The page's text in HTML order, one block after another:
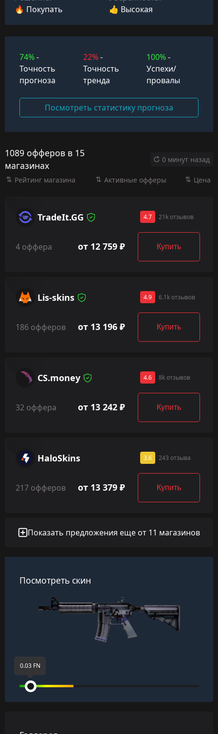
🔥 Покупать
👍 Высокая
74%-
Точность
прогноза
22%-
Точность
тренда
100%-
Успехи/
провалы
Посмотреть статистику прогноза
1089 офферов в 15
магазинах
0 минут назад
Рейтинг магазина Активные офферы Цена
TradeIt.GG 4.7 21k отзывов
4 оффера от 12 759 ₽ Купить
Lis-skins 4.9 6.1k отзывов
186 офферов от 13 196 ₽ Купить
CS.money 4.6 8k отзывов
32 оффера от 13 242 ₽ Купить
HaloSkins 3.6 243 отзыва
217 офферов от 13 379 ₽ Купить
Показать предложения еще от 11 магазинов
Посмотреть скин
0.03 FN